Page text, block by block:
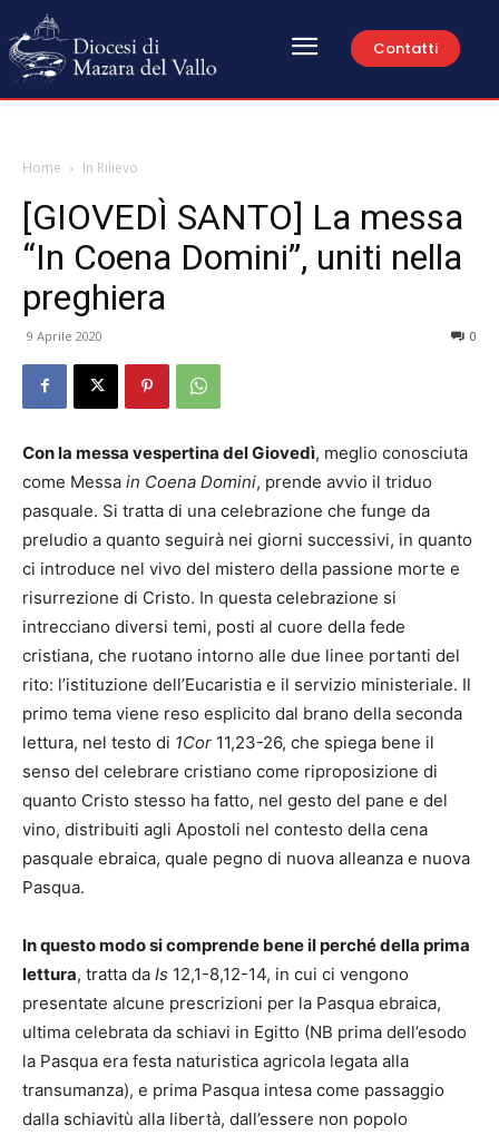
Contatti
Home In Rilievo
[GIOVEDÌ SANTO] La messa
“In Coena Domini”, uniti nella
preghiera
9 Aprile 2020 0
Con la messa vespertina del Giovedì, meglio conosciuta
come Messa in Coena Domini, prende avvio il triduo
pasquale. Si tratta di una celebrazione che funge da
preludio a quanto seguirà nei giorni successivi, in quanto
ci introduce nel vivo del mistero della passione morte e
risurrezione di Cristo. In questa celebrazione si
intrecciano diversi temi, posti al cuore della fede
cristiana, che ruotano intorno alle due linee portanti del
rito: l’istituzione dell’Eucaristia e il servizio ministeriale. Il
primo tema viene reso esplicito dal brano della seconda
lettura, nel testo di 1Cor 11,23-26, che spiega bene il
senso del celebrare cristiano come riproposizione di
quanto Cristo stesso ha fatto, nel gesto del pane e del
vino, distribuiti agli Apostoli nel contesto della cena
pasquale ebraica, quale pegno di nuova alleanza e nuova
Pasqua.
In questo modo si comprende bene il perché della prima
lettura, tratta da Is 12,1-8,12-14, in cui ci vengono
presentate alcune prescrizioni per la Pasqua ebraica,
ultima celebrata da schiavi in Egitto (NB prima dell’esodo
la Pasqua era festa naturistica agricola legata alla
transumanza), e prima Pasqua intesa come passaggio
dalla schiavitù alla libertà, dall’essere non popolo